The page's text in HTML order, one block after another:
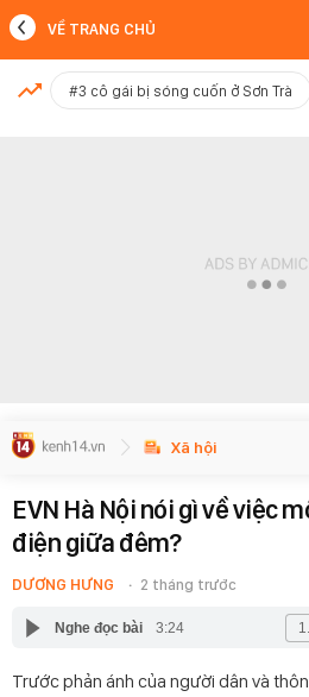
MỚI NHẤT
VỀ TRANG CHỦ
#3 cô gái bị sóng cuốn ở Sơn Trà
Xã hội
EVN Hà Nội nói gì về việc
điện giữa đêm?
DƯƠNG HƯNG 2 tháng trước
Nghe đọc bài 3:24
Trước phản ánh của người dân và